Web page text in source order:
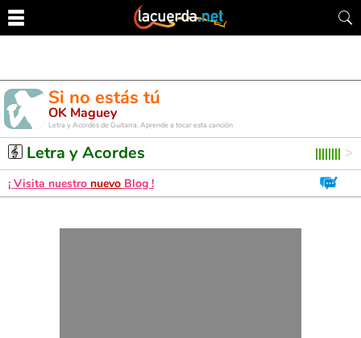
Si no estás tú
OK Maguey
Letra y Acordes de Guitarra. Aprende a tocar esta canción
Letra y Acordes
¡ Visita nuestro nuevo Blog !